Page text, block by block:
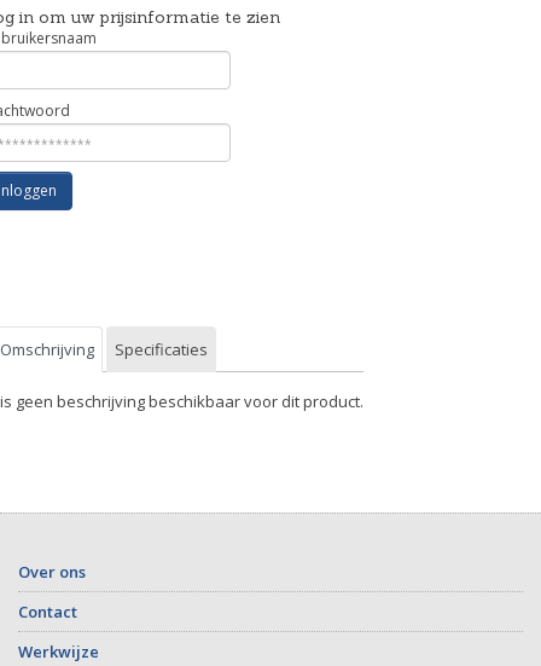
in om uw prijsinformatie te zien
Omschrijving Specificaties
geen beschrijving beschikbaar voor dit product.
Over ons
Contact
Werkwijze